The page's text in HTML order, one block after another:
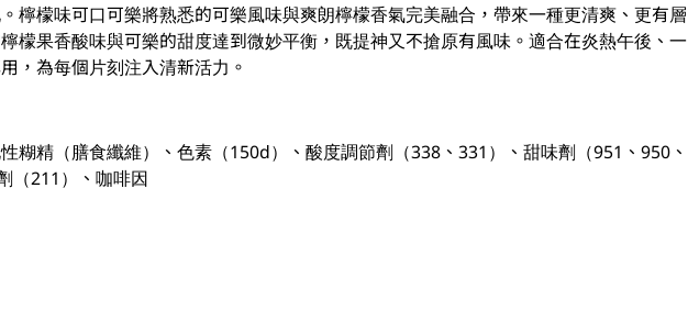
檸檬味可口可樂將熟悉的可樂風味與爽朗檸檬香氣完美融合，帶來一種更清爽、更有層
檬果香酸味與可樂的甜度達到微妙平衡，既提神又不搶原有風味。適合在炎熱午後、一
，為每個片刻注入清新活力。
糊精（膳食纖維）、色素（150d）、酸度調節劑（338、331）、甜味劑（951、950、
（211）、咖啡因